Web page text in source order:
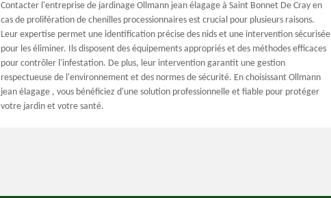
Contacter l'entreprise de jardinage Ollmann jean élagage à Saint Bonnet De Cray en
cas de prolifération de chenilles processionnaires est crucial pour plusieurs raisons.
Leur expertise permet une identification précise des nids et une intervention sécurisée
pour les éliminer. Ils disposent des équipements appropriés et des méthodes efficaces
pour contrôler l'infestation. De plus, leur intervention garantit une gestion
respectueuse de l'environnement et des normes de sécurité. En choisissant Ollmann
jean élagage , vous bénéficiez d'une solution professionnelle et fiable pour protéger
votre jardin et votre santé.